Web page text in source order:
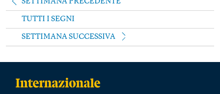
TUTTI I SEGNI
SETTIMANA SUCCESSIVA